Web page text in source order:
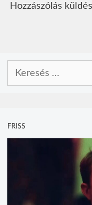
Hozzászólás
FRISS